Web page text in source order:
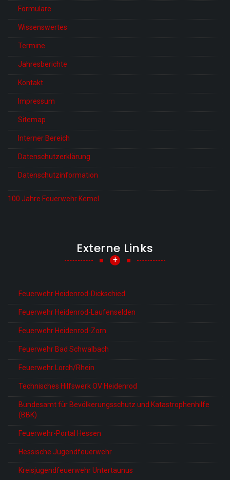
Formulare
Wissenswertes
Termine
Jahresberichte
Kontakt
Impressum
Sitemap
Interner Bereich
Datenschutzerklärung
Datenschutzinformation
100 Jahre Feuerwehr Kemel
Externe Links
+
Feuerwehr Heidenrod-Dickschied
Feuerwehr Heidenrod-Laufenselden
Feuerwehr Heidenrod-Zorn
Feuerwehr Bad Schwalbach
Feuerwehr Lorch/Rhein
Technisches Hilfswerk OV Heidenrod
Bundesamt für Bevölkerungsschutz und Katastrophenhilfe
(BBK)
Feuerwehr-Portal Hessen
Hessische Jugendfeuerwehr
Kreisjugendfeuerwehr Untertaunus